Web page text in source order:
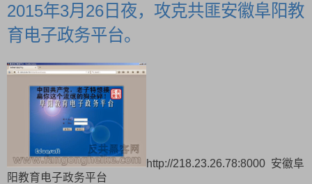
2015年3月26日夜，攻克共匪安徽阜阳教
育电子政务平台。
http://218.23.26.78:8000 安徽阜
阳教育电子政务平台